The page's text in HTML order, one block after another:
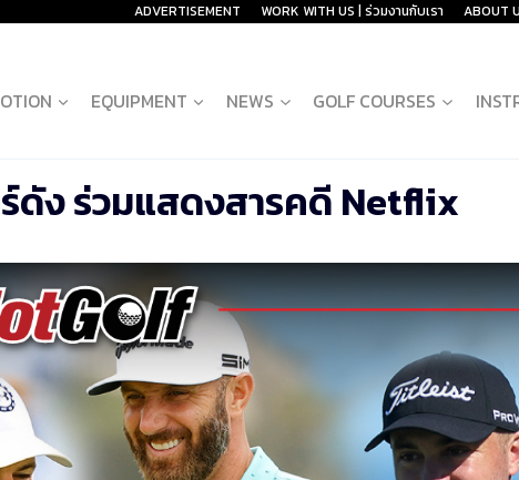
ADVERTISEMENT WORK WITH US | ร่วมงานกับเรา ABOUT
EQUIPMENT NEWS GOLF COURSES
ดัง ร่วมแสดงสารคดี Netflix